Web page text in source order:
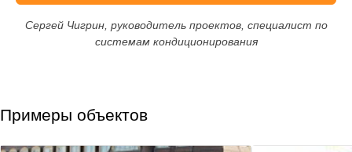
Сергей Чигрин, руководитель проектов, специалист по
системам кондиционирования
Примеры объектов